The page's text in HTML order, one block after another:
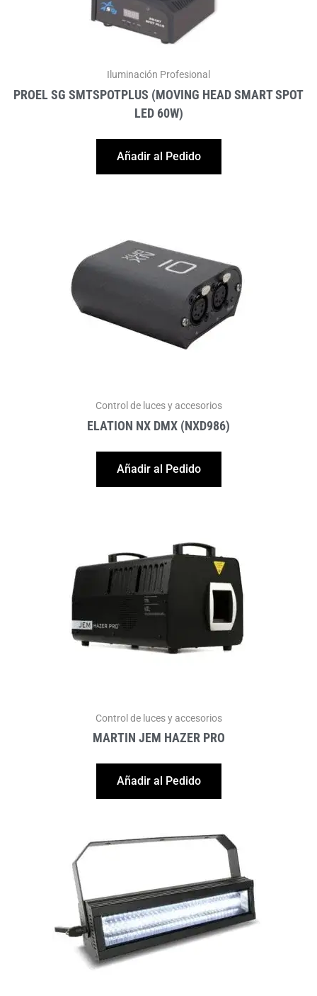
Iluminación Profesional
PROEL SG SMTSPOTPLUS (MOVING HEAD SMART SPOT
LED 60W)
Añadir al Pedido
Control de luces y accesorios
ELATION NX DMX (NXD986)
Añadir al Pedido
Control de luces y accesorios
MARTIN JEM HAZER PRO
Añadir al Pedido